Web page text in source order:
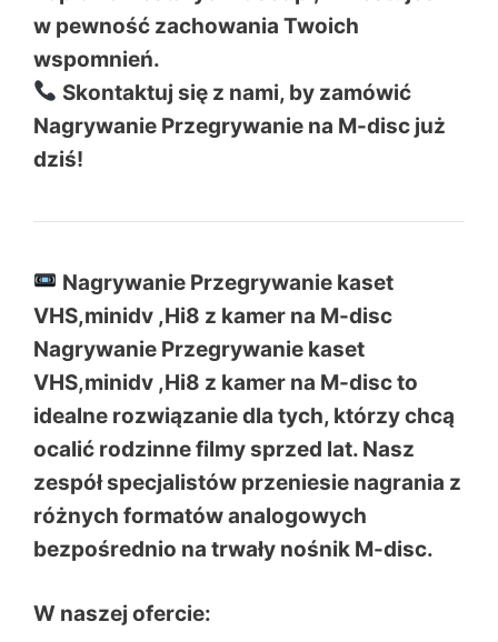
w pewność zachowania Twoich
wspomnień.
Skontaktuj się z nami, by zamówić
Nagrywanie Przegrywanie na M-disc już
dziś!
Nagrywanie Przegrywanie kaset
VHS,minidv ,Hi8 z kamer na M-disc
Nagrywanie Przegrywanie kaset
VHS,minidv ,Hi8 z kamer na M-disc to
idealne rozwiązanie dla tych, którzy chcą
ocalić rodzinne filmy sprzed lat. Nasz
zespół specjalistów przeniesie nagrania z
różnych formatów analogowych
bezpośrednio na trwały nośnik M-disc.
W naszej ofercie: